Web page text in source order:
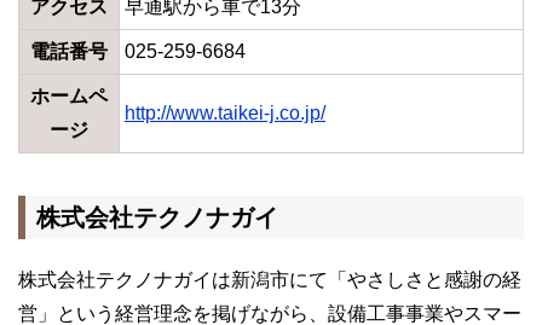
アクセス 早通駅から車で13分
電話番号 025-259-6684
ホームペ
ージ
http://www.taikei-j.co.jp/
株式会社テクノナガイ
株式会社テクノナガイは新潟市にて「やさしさと感謝の経
営」という経営理念を掲げながら、設備工事事業やスマー